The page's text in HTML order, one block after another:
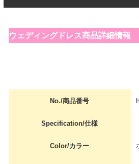
ウェディングドレス商品詳細情報
No./商品番号
Specification/仕様
Color/カラー